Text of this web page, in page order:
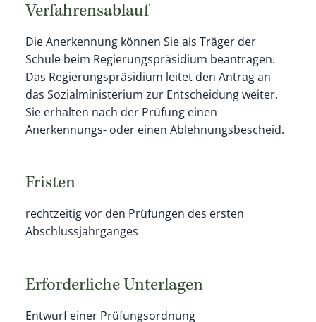
Verfahrensablauf
Die Anerkennung können Sie als Träger der
Schule beim Regierungspräsidium beantragen.
Das Regierungspräsidium leitet den Antrag an
das Sozialministerium zur Entscheidung weiter.
Sie erhalten nach der Prüfung einen
Anerkennungs- oder einen Ablehnungsbescheid.
Fristen
rechtzeitig vor den Prüfungen des ersten
Abschlussjahrganges
Erforderliche Unterlagen
Entwurf einer Prüfungsordnung